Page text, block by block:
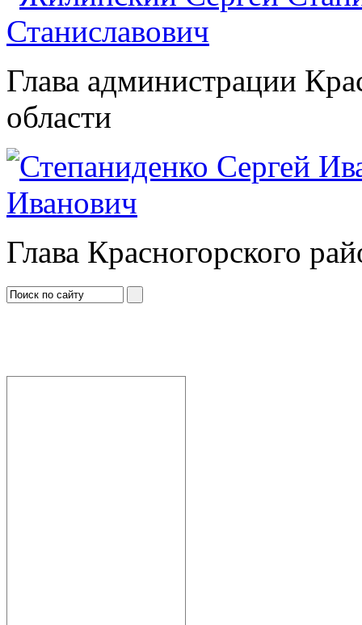
Станиславович
Глава администрации
области
Иванович
Глава Красногорского